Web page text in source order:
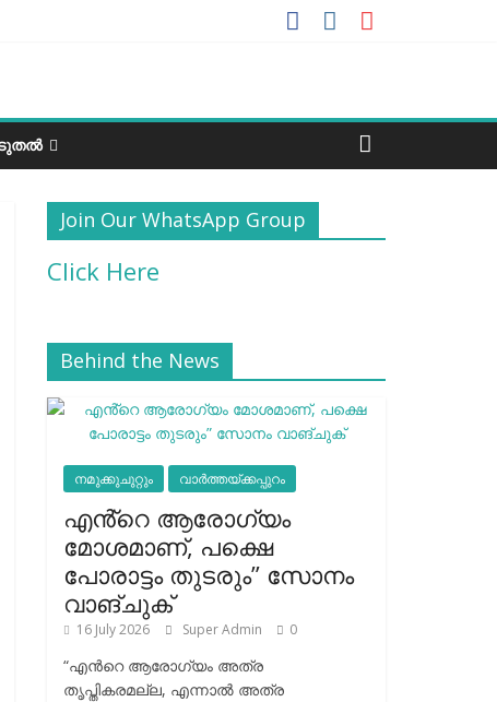
Join Our WhatsApp Group
Click Here
Behind the News
നമുക്കുചുറ്റും വാർത്തയ്ക്കപ്പുറം
എൻ്റെ ആരോഗ്യം
മോശമാണ്, പക്ഷെ
പോരാട്ടം തുടരും” സോനം
വാങ്ചുക്
16 July 2026 Super Admin 0
“എന്‍റെ ആരോഗ്യം അത്ര
തൃപ്തികരമല്ല, എന്നാൽ അത്ര